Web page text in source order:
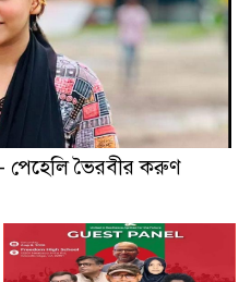
পেহেলি ভৈরবীর করুণ